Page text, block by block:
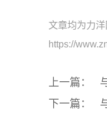
文章均为力
https://
上一篇：
下一篇：